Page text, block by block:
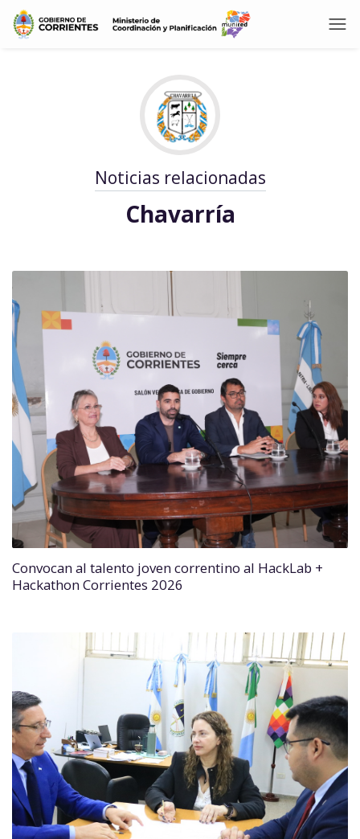
Noticias relacionadas
Chavarría
Convocan al talento joven correntino al HackLab +
Hackathon Corrientes 2026